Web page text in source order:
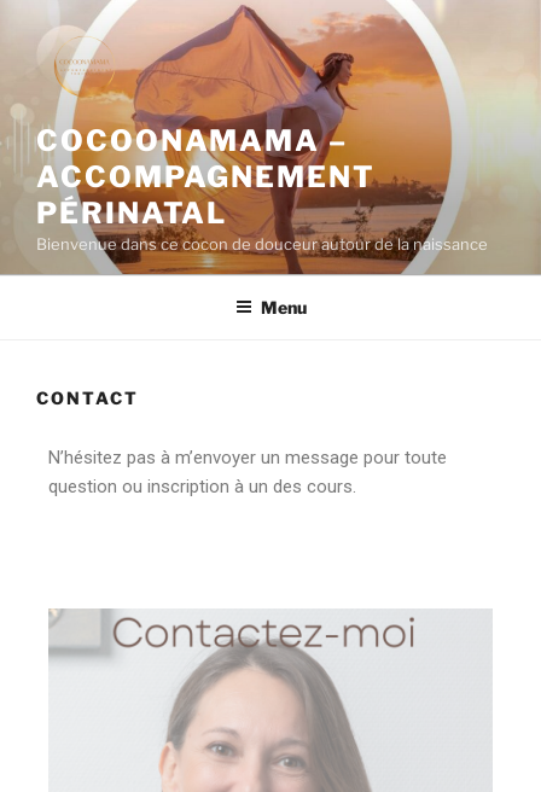
COCOONAMAMA –
ACCOMPAGNEMENT
PÉRINATAL
Bienvenue dans ce cocon de douceur autour de la naissance
Menu
CONTACT
N’hésitez pas à m’envoyer un message pour toute
question ou inscription à un des cours.